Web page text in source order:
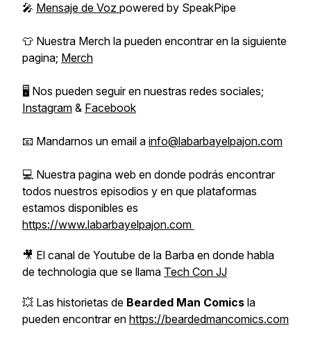
🎤 Mensaje de Voz powered by SpeakPipe
👕 Nuestra Merch la pueden encontrar en la siguiente
pagina; Merch
🖥️ Nos pueden seguir en nuestras redes sociales;
Instagram & Facebook
📧 Mandarnos un email a info@labarbayelpajon.com
💻 Nuestra pagina web en donde podrás encontrar
todos nuestros episodios y en que plataformas
estamos disponibles es
https://www.labarbayelpajon.com
🎥 El canal de Youtube de la Barba en donde habla
de technologia que se llama Tech Con JJ
💥 Las historietas de Bearded Man Comics la
pueden encontrar en https://beardedmancomics.com